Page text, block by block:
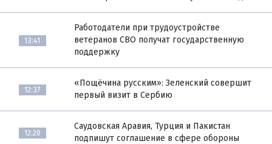
13:41
Работодатели при трудоустройстве
ветеранов СВО получат государственную
поддержку
12:37
«Пощёчина русским»: Зеленский совершит
первый визит в Сербию
12:20
Саудовская Аравия, Турция и Пакистан
подпишут соглашение в сфере обороны